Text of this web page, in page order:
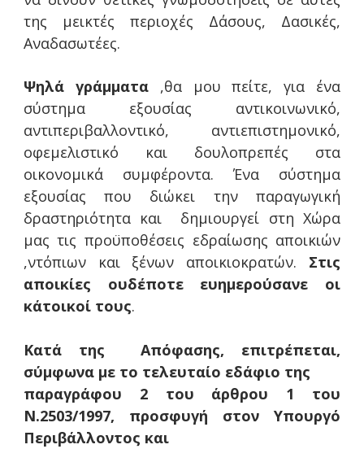
της μεικτές περιοχές Δάσους, Δασικές,
Αναδασωτέες.
Ψηλά γράμματα,θα μου πείτε, για ένα
σύστημα εξουσίας αντικοινωνικό,
αντιπεριβαλλοντικό, αντιεπιστημονικό,
οφεμελιστικό και δουλοπρεπές στα
οικονομικά συμφέροντα. Ένα σύστημα
εξουσίας που διώκει την παραγωγική
δραστηριότητα και δημιουργεί στη Χώρα
μας τις προϋποθέσεις εδραίωσης αποικιών
,ντόπιων και ξένων αποικιοκρατών. Στις
αποικίες ουδέποτε ευημερούσανε οι
κάτοικοί τους.
Κατά της Απόφασης, επιτρέπεται,
σύμφωνα με το τελευταίο εδάφιο της
παραγράφου 2 του άρθρου 1 του
Ν.2503/1997, προσφυγή στον Υπουργό
Περιβάλλοντος και